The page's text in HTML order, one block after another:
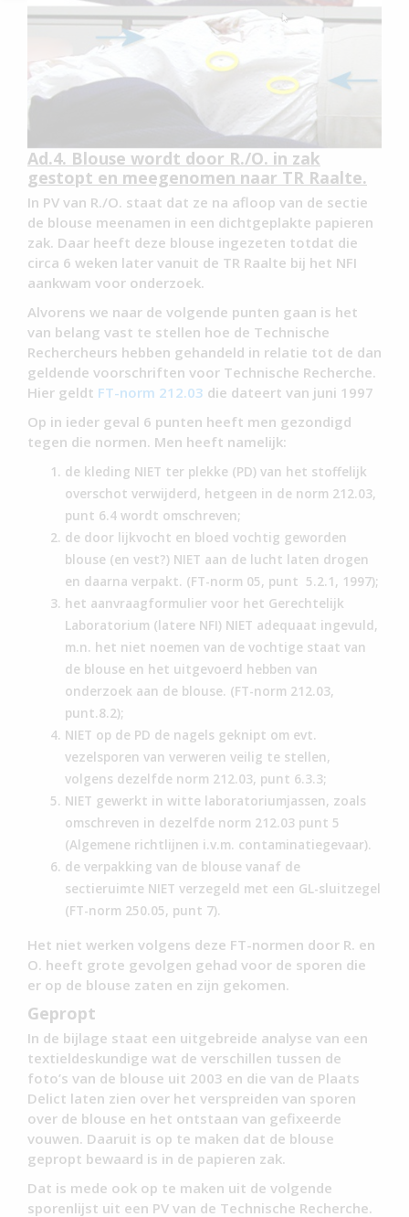
Ad.4. Blouse wordt door R./O. in zak
gestopt en meegenomen naar TR Raalte.
In PV van R./O. staat dat ze na afloop van de sectie
de blouse meenamen in een dichtgeplakte papieren
zak. Daar heeft deze blouse ingezeten totdat die
circa 6 weken later vanuit de TR Raalte bij het NFI
aankwam voor onderzoek.
Alvorens we naar de volgende punten gaan is het
van belang vast te stellen hoe de Technische
Rechercheurs hebben gehandeld in relatie tot de dan
geldende voorschriften voor Technische Recherche.
Hier geldt FT-norm 212.03 die dateert van juni 1997
Op in ieder geval 6 punten heeft men gezondigd
tegen die normen. Men heeft namelijk:
de kleding NIET ter plekke (PD) van het stoffelijk
overschot verwijderd, hetgeen in de norm 212.03,
punt 6.4 wordt omschreven;
de door lijkvocht en bloed vochtig geworden
blouse (en vest?) NIET aan de lucht laten drogen
en daarna verpakt. (FT-norm 05, punt 5.2.1, 1997);
het aanvraagformulier voor het Gerechtelijk
Laboratorium (latere NFI) NIET adequaat ingevuld,
m.n. het niet noemen van de vochtige staat van
de blouse en het uitgevoerd hebben van
onderzoek aan de blouse. (FT-norm 212.03,
punt.8.2);
NIET op de PD de nagels geknipt om evt.
vezelsporen van verweren veilig te stellen,
volgens dezelfde norm 212.03, punt 6.3.3;
NIET gewerkt in witte laboratoriumjassen, zoals
omschreven in dezelfde norm 212.03 punt 5
(Algemene richtlijnen i.v.m. contaminatiegevaar).
de verpakking van de blouse vanaf de
sectieruimte NIET verzegeld met een GL-sluitzegel
(FT-norm 250.05, punt 7).
Het niet werken volgens deze FT-normen door R. en
O. heeft grote gevolgen gehad voor de sporen die
er op de blouse zaten en zijn gekomen.
Gepropt
In de bijlage staat een uitgebreide analyse van een
textieldeskundige wat de verschillen tussen de
foto’s van de blouse uit 2003 en die van de Plaats
Delict laten zien over het verspreiden van sporen
over de blouse en het ontstaan van gefixeerde
vouwen. Daaruit is op te maken dat de blouse
gepropt bewaard is in de papieren zak.
Dat is mede ook op te maken uit de volgende
sporenlijst uit een PV van de Technische Recherche.